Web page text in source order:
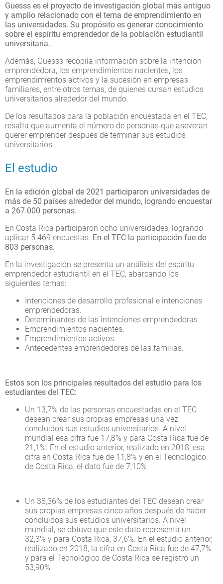
Guesss es el proyecto de investigación global más antiguo
y amplio relacionado con el tema de emprendimiento en
las universidades. Su propósito es generar conocimiento
sobre el espíritu emprendedor de la población estudiantil
universitaria.
Además, Guesss recopila información sobre la intención
emprendedora, los emprendimientos nacientes, los
emprendimientos activos y la sucesión en empresas
familiares, entre otros temas, de quienes cursan estudios
universitarios alrededor del mundo.
De los resultados para la población encuestada en el TEC,
resalta que aumenta el número de personas que aseveran
querer emprender después de terminar sus estudios
universitarios.
El estudio
En la edición global de 2021 participaron universidades de
más de 50 países alrededor del mundo, logrando encuestar
a 267.000 personas.
En Costa Rica participaron ocho universidades, logrando
aplicar 5.469 encuestas. En el TEC la participación fue de
803 personas.
En la investigación se presenta un análisis del espíritu
emprendedor estudiantil en el TEC, abarcando los
siguientes temas:
Intenciones de desarrollo profesional e intenciones
emprendedoras.
Determinantes de las intenciones emprendedoras.
Emprendimientos nacientes.
Emprendimientos activos.
Antecedentes emprendedores de las familias.
Estos son los principales resultados del estudio para los
estudiantes del TEC:
Un 13,7% de las personas encuestadas en el TEC
desean crear sus propias empresas una vez
concluidos sus estudios universitarios. A nivel
mundial esa cifra fue 17,8% y para Costa Rica fue de
21,1%. En el estudio anterior, realizado en 2018, esa
cifra en Costa Rica fue de 11,8% y en el Tecnológico
de Costa Rica, el dato fue de 7,10%
Un 38,36% de los estudiantes del TEC desean crear
sus propias empresas cinco años después de haber
concluidos sus estudios universitarios. A nivel
mundial, se obtuvo que este dato representa un
32,3% y para Costa Rica, 37,6%. En el estudio anterior,
realizado en 2018, la cifra en Costa Rica fue de 47,7%
y para el Tecnológico de Costa Rica se registró un
53,90%.